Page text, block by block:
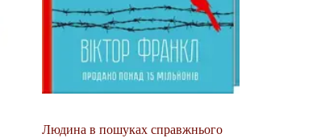
Людина в пошуках справжнього